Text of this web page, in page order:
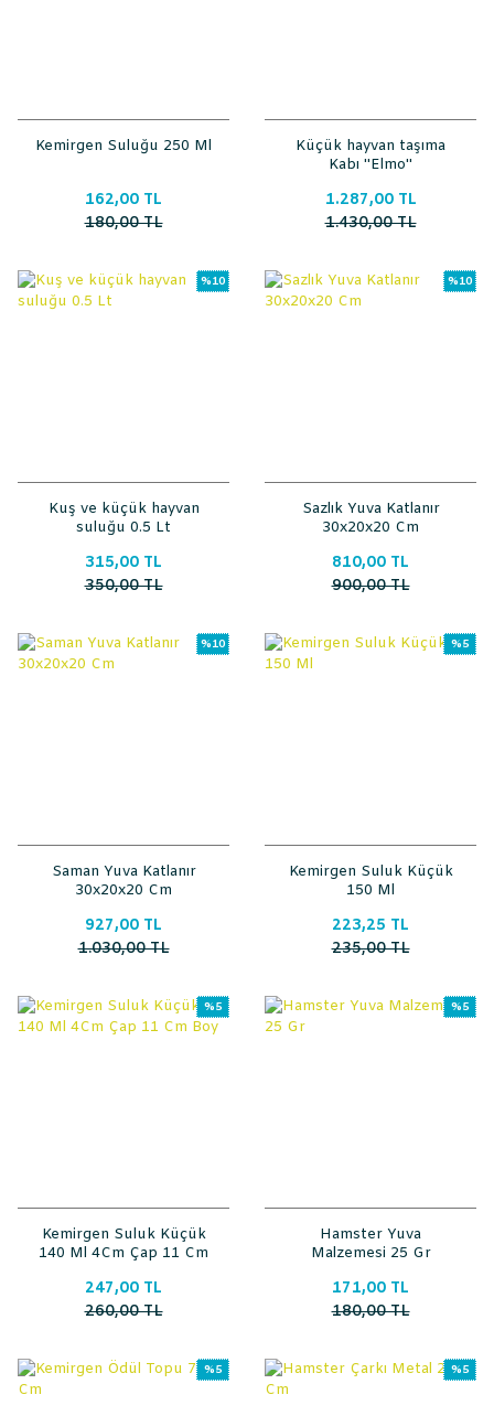
Kemirgen Suluğu 250 Ml
162,00 TL
180,00 TL
Küçük hayvan taşıma
Kabı ''Elmo''
1.287,00 TL
1.430,00 TL
%10
Kuş ve küçük hayvan
suluğu 0.5 Lt
315,00 TL
350,00 TL
%10
Sazlık Yuva Katlanır
30x20x20 Cm
810,00 TL
900,00 TL
%10
Saman Yuva Katlanır
30x20x20 Cm
927,00 TL
1.030,00 TL
%5
Kemirgen Suluk Küçük
150 Ml
223,25 TL
235,00 TL
%5
Kemirgen Suluk Küçük
140 Ml 4Cm Çap 11 Cm
247,00 TL
260,00 TL
%5
Hamster Yuva
Malzemesi 25 Gr
171,00 TL
180,00 TL
%5 %5